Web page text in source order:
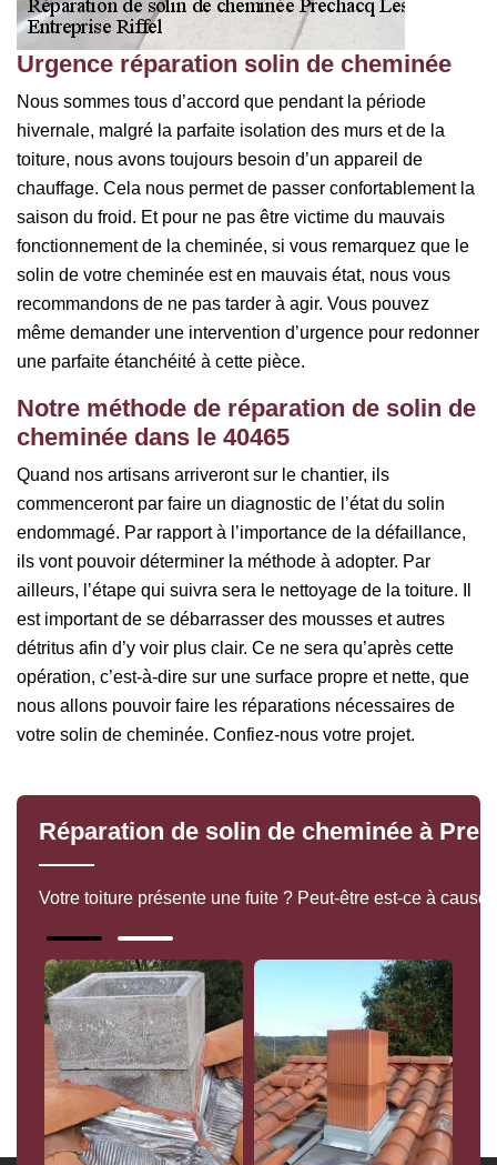
Urgence réparation solin de cheminée
Nous sommes tous d’accord que pendant la période
hivernale, malgré la parfaite isolation des murs et de la
toiture, nous avons toujours besoin d’un appareil de
chauffage. Cela nous permet de passer confortablement la
saison du froid. Et pour ne pas être victime du mauvais
fonctionnement de la cheminée, si vous remarquez que le
solin de votre cheminée est en mauvais état, nous vous
recommandons de ne pas tarder à agir. Vous pouvez
même demander une intervention d’urgence pour redonner
une parfaite étanchéité à cette pièce.
Notre méthode de réparation de solin de
cheminée dans le 40465
Quand nos artisans arriveront sur le chantier, ils
commenceront par faire un diagnostic de l’état du solin
endommagé. Par rapport à l’importance de la défaillance,
ils vont pouvoir déterminer la méthode à adopter. Par
ailleurs, l’étape qui suivra sera le nettoyage de la toiture. Il
est important de se débarrasser des mousses et autres
détritus afin d’y voir plus clair. Ce ne sera qu’après cette
opération, c’est-à-dire sur une surface propre et nette, que
nous allons pouvoir faire les réparations nécessaires de
votre solin de cheminée. Confiez-nous votre projet.
Réparation de solin de cheminée à
Votre toiture présente une fuite ? Peut-être est-ce à